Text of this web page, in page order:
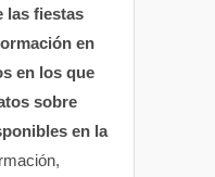
las fiestas
en
en los que
sobre
en la